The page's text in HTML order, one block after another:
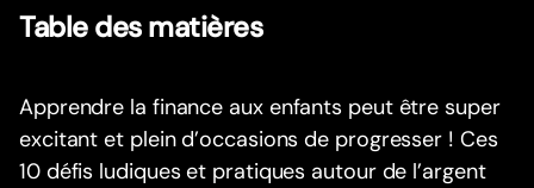
Table des matières
Apprendre la finance aux enfants peut être super
excitant et plein d’occasions de progresser ! Ces
10 défis ludiques et pratiques autour de l’argent